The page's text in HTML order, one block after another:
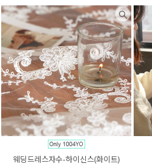
웨딩드레스자수-하이신스(화이트)